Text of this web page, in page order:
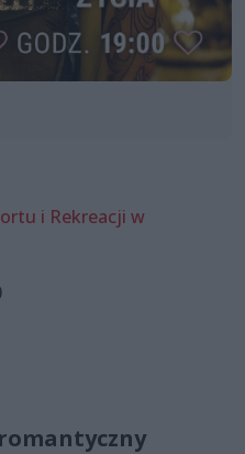
i Rekreacji w